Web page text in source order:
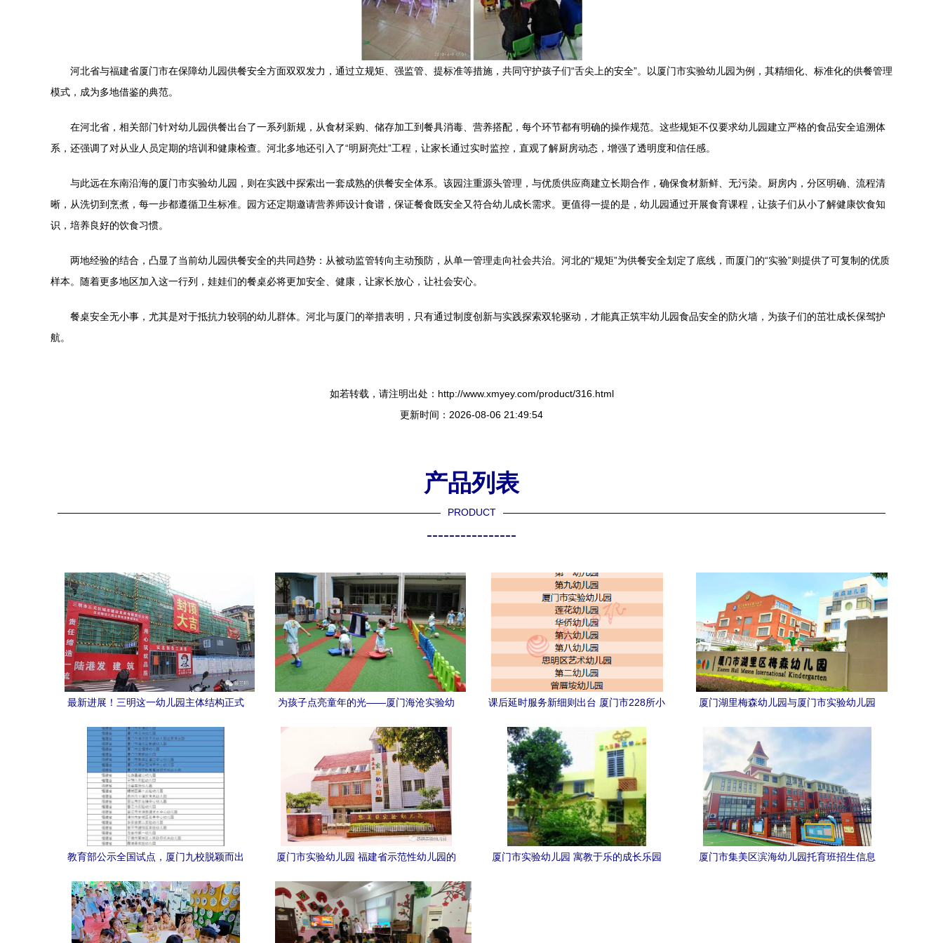
河北省与福建省厦门市在保障幼儿园供餐安全方面双双发力，通过立规矩、强监管、提标准等措施，共同守护孩子们“舌尖上的安全”。以厦门市实验幼儿园为例，其精细化、标准化的供餐管理
模式，成为多地借鉴的典范。
在河北省，相关部门针对幼儿园供餐出台了一系列新规，从食材采购、储存加工到餐具消毒、营养搭配，每个环节都有明确的操作规范。这些规矩不仅要求幼儿园建立严格的食品安全追溯体
系，还强调了对从业人员定期的培训和健康检查。河北多地还引入了“明厨亮灶”工程，让家长通过实时监控，直观了解厨房动态，增强了透明度和信任感。
与此远在东南沿海的厦门市实验幼儿园，则在实践中探索出一套成熟的供餐安全体系。该园注重源头管理，与优质供应商建立长期合作，确保食材新鲜、无污染。厨房内，分区明确、流程清
晰，从洗切到烹煮，每一步都遵循卫生标准。园方还定期邀请营养师设计食谱，保证餐食既安全又符合幼儿成长需求。更值得一提的是，幼儿园通过开展食育课程，让孩子们从小了解健康饮食知
识，培养良好的饮食习惯。
两地经验的结合，凸显了当前幼儿园供餐安全的共同趋势：从被动监管转向主动预防，从单一管理走向社会共治。河北的“规矩”为供餐安全划定了底线，而厦门的“实验”则提供了可复制的优质
样本。随着更多地区加入这一行列，娃娃们的餐桌必将更加安全、健康，让家长放心，让社会安心。
餐桌安全无小事，尤其是对于抵抗力较弱的幼儿群体。河北与厦门的举措表明，只有通过制度创新与实践探索双轮驱动，才能真正筑牢幼儿园食品安全的防火墙，为孩子们的茁壮成长保驾护
航。
如若转载，请注明出处：http://www.xmyey.com/product/316.html
更新时间：2026-08-06 21:49:54
产品列表
PRODUCT
----------------
最新进展！三明这一幼儿园主体结构正式
为孩子点亮童年的光——厦门海沧实验幼
课后延时服务新细则出台 厦门市228所小
厦门湖里梅森幼儿园与厦门市实验幼儿园
教育部公示全国试点，厦门九校脱颖而出
厦门市实验幼儿园 福建省示范性幼儿园的
厦门市实验幼儿园 寓教于乐的成长乐园
厦门市集美区滨海幼儿园托育班招生信息